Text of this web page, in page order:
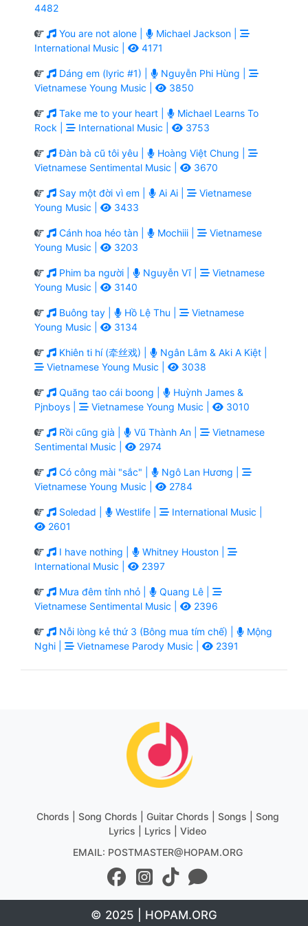
4482
You are not alone |
Michael Jackson |
International Music |
4171
Dáng em (lyric #1) |
Nguyễn Phi Hùng |
Vietnamese Young Music |
3850
Take me to your heart |
Michael Learns To
Rock |
International Music | 3753
Đàn bà cũ tôi yêu |
Hoàng Việt Chung |
Vietnamese Sentimental Music |
3670
Say một đời vì em | Ai Ai |
Vietnamese
Young Music |
3433
Cánh hoa héo tàn | Mochiii |
Vietnamese
Young Music |
3203
Phim ba người | Nguyễn Vĩ |
Vietnamese
Young Music |
3140
Buông tay | Hồ Lệ Thu |
Vietnamese
Young Music |
3134
Khiên ti hí (牵丝戏) |
Ngân Lâm & Aki A Kiệt |
Vietnamese Young Music |
3038
Quăng tao cái boong |
Huỳnh James &
Pjnboys |
Vietnamese Young Music | 3010
Rồi cũng già | Vũ Thành An |
Vietnamese
Sentimental Music |
2974
Có công mài "sắc" |
Ngô Lan Hương |
Vietnamese Young Music |
2784
Soledad | Westlife |
International Music |
2601
I have nothing |
Whitney Houston |
International Music |
2397
Mưa đêm tỉnh nhỏ |
Quang Lê |
Vietnamese Sentimental Music |
2396
Nỗi lòng kẻ thứ 3 (Bông mua tím chế) |
Mộng
Nghi |
Vietnamese Parody Music | 2391
Chords | Song Chords | Guitar Chords | Songs | Song
Lyrics | Lyrics | Video
EMAIL: POSTMASTER@HOPAM.ORG
© 2025 | HOPAM.ORG